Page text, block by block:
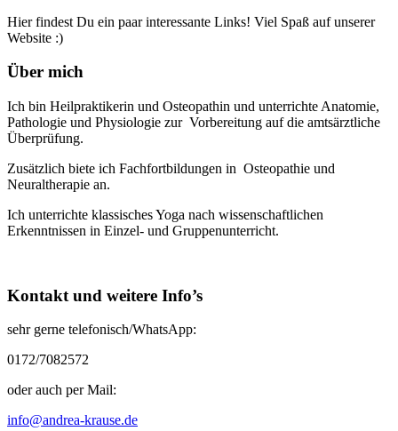
Hier findest Du ein paar interessante Links! Viel Spaß auf unserer
Website :)
Über mich
Ich bin Heilpraktikerin und Osteopathin und unterrichte Anatomie,
Pathologie und Physiologie zur Vorbereitung auf die amtsärztliche
Überprüfung.
Zusätzlich biete ich Fachfortbildungen in Osteopathie und
Neuraltherapie an.
Ich unterrichte klassisches Yoga nach wissenschaftlichen
Erkenntnissen in Einzel- und Gruppenunterricht.
Kontakt und weitere Info’s
sehr gerne telefonisch/WhatsApp:
0172/7082572
oder auch per Mail:
info@andrea-krause.de